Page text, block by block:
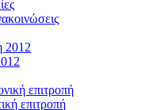
2012
επιτροπή
επιτροπή